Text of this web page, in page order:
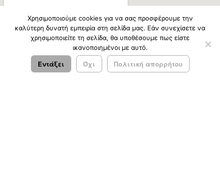
Χρησιμοποιούμε cookies για να σας προσφέρουμε την
καλύτερη δυνατή εμπειρία στη σελίδα μας. Εάν συνεχίσετε να
χρησιμοποιείτε τη σελίδα, θα υποθέσουμε πως είστε
ικανοποιημένοι με αυτό.
Εντάξει Όχι Πολιτική απορρήτου